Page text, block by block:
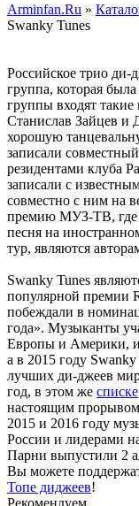
Arminfan.Ru »
Swanky Tunes
Российское трио ди-
группа, которая
группы входят
Станислав Зайцев
хорошую
записали
резидентами клуба
записали с
совместно с ним на
премию МУЗ-ТВ, где
песня на
тур, являются
Swanky Tunes
популярной премии
побеждали в
года». Музыканты
Европы и Америки,
а в 2015 году
лучших ди-джеев
год, в этом же списке
настоящим
2015 и 2016 году
России и лидерами
Парни выпустили 2
Вы можете
Топе диджеев!
Рекомендуем